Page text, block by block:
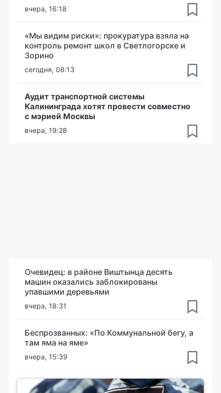
вчера, 16:18
«Мы видим риски»: прокуратура взяла на
контроль ремонт школ в Светлогорске и
Зорино
сегодня, 08:13
Аудит транспортной системы
Калининграда хотят провести совместно
с мэрией Москвы
вчера, 19:28
Очевидец: в районе Виштынца десять
машин оказались заблокированы
упавшими деревьями
вчера, 18:31
Беспрозванных: «По Коммунальной бегу, а
там яма на яме»
вчера, 15:39